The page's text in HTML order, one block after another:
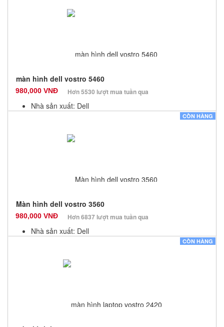
Số lượng: 10
màn hình dell vostro 5460
980,000 VNĐ Hơn 5530 lượt mua tuần qua
Nhà sản xuất: Dell
Số lượng: 10
CÒN HÀNG
Màn hình dell vostro 3560
980,000 VNĐ Hơn 6837 lượt mua tuần qua
Nhà sản xuất: Dell
Số lượng: 10
CÒN HÀNG